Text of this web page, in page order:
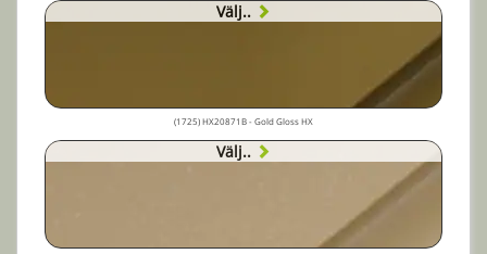
Välj..
(1725) HX20871B - Gold Gloss HX
Välj..